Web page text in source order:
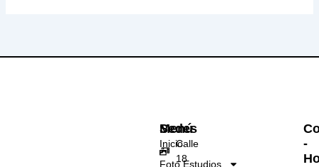
Menú
Inicio
Foto Estudios
Sedes
Calle
18
-